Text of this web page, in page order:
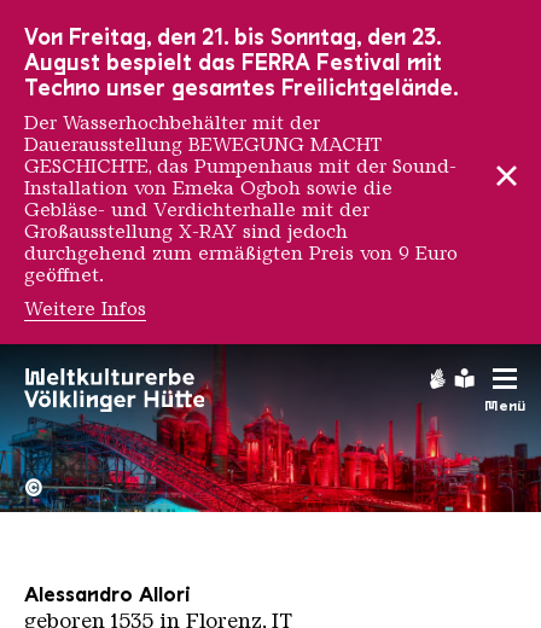
Menü
Alessandro Allori
Hochofengruppe in Rot
Copyright:
©
Alessandro Allori
geboren 1535 in Florenz, IT
Von Freitag, den 21. bis Sonntag, den 23.
August bespielt das FERRA Festival mit
Techno unser gesamtes Freilichtgelände.
Der Wasserhochbehälter mit der
Dauerausstellung BEWEGUNG MACHT
GESCHICHTE, das Pumpenhaus mit der Sound-
Installation von Emeka Ogboh sowie die
Gebläse- und Verdichterhalle mit der
Großausstellung X-RAY sind jedoch
durchgehend zum ermäßigten Preis von 9 Euro
geöffnet.
Weitere Infos